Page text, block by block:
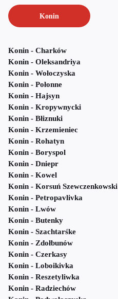
Konin
Konin - Charków
Konin - Oleksandriya
Konin - Wołoczyska
Konin - Połonne
Konin - Hajsyn
Konin - Kropywnycki
Konin - Błiznuki
Konin - Krzemieniec
Konin - Rohatyn
Konin - Boryspol
Konin - Dniepr
Konin - Kowel
Konin - Korsuń Szewczenkowski
Konin - Petropavlivka
Konin - Lwów
Konin - Butenky
Konin - Szachtarśke
Konin - Zdołbunów
Konin - Czerkasy
Konin - Loboikivka
Konin - Reszetyliwka
Konin - Radziechów